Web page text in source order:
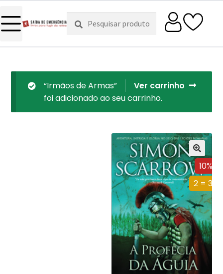
Pesquisar
por:
Pesquisa
Ver carrinho
“Irmãos de Armas”
foi adicionado ao seu carrinho.
10%
2 = 3